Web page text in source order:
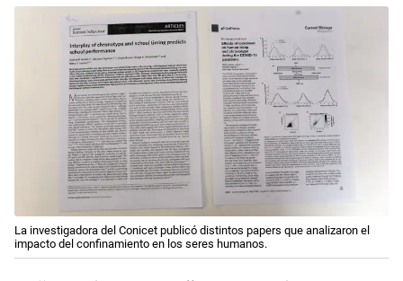
La investigadora del Conicet publicó distintos papers que analizaron el
impacto del confinamiento en los seres humanos.